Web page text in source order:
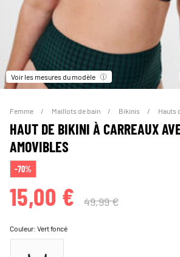
Voir les mesures du modèle
Femme Maillots de bain Bikinis Hauts
HAUT DE BIKINI À CARREAUX
AMOVIBLES
-70%
15,00 € 49,99 €
Couleur:Vert foncé